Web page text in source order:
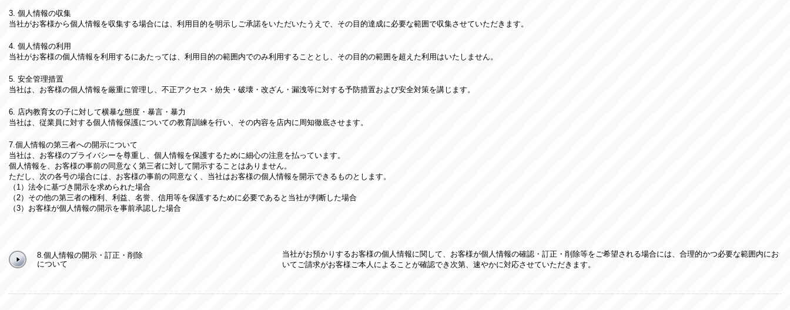
3. 個人情報の収集
当社がお客様から個人情報を収集する場合には、利用目的を明示しご承諾をいただいたうえで、その目的達成に必要な範囲で収集させていただきます。
4. 個人情報の利用
当社がお客様の個人情報を利用するにあたっては、利用目的の範囲内でのみ利用することとし、その目的の範囲を超えた利用はいたしません。
5. 安全管理措置
当社は、お客様の個人情報を厳重に管理し、不正アクセス・紛失・破壊・改ざん・漏洩等に対する予防措置および安全対策を講じます。
6. 店内教育女の子に対して横暴な態度・暴言・暴力
当社は、従業員に対する個人情報保護についての教育訓練を行い、その内容を店内に周知徹底させます。
7.個人情報の第三者への開示について
当社は、お客様のプライバシーを尊重し、個人情報を保護するために細心の注意を払っています。
個人情報を、お客様の事前の同意なく第三者に対して開示することはありません。
ただし、次の各号の場合には、お客様の事前の同意なく、当社はお客様の個人情報を開示できるものとします。
（1）法令に基づき開示を求められた場合
（2）その他の第三者の権利、利益、名誉、信用等を保護するために必要であると当社が判断した場合
（3）お客様が個人情報の開示を事前承認した場合
8.個人情報の開示・訂正・削除
について
当社がお預かりするお客様の個人情報に関して、お客様が個人情報の確認・訂正・削除等をご希望される場合には、合理的かつ必要な範囲内にお
いてご請求がお客様ご本人によることが確認でき次第、速やかに対応させていただきます。